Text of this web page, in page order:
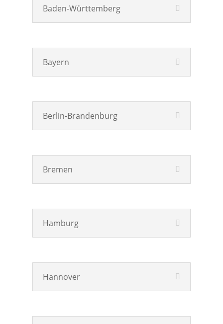
Baden-Württemberg
Bayern
Berlin-Brandenburg
Bremen
Hamburg
Hannover